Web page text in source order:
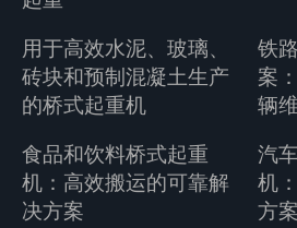
用于高效水泥、玻璃、
砖块和预制混凝土生产
的桥式起重机
铁
案
辆
食品和饮料桥式起重
机：高效搬运的可靠解
决方案
汽
机
方案